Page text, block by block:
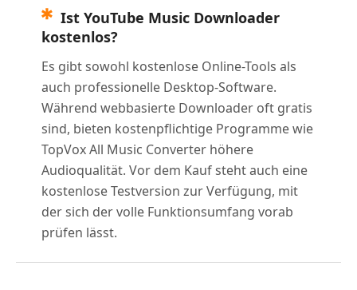
Ist YouTube Music Downloader
kostenlos?
Es gibt sowohl kostenlose Online-Tools als
auch professionelle Desktop-Software.
Während webbasierte Downloader oft gratis
sind, bieten kostenpflichtige Programme wie
TopVox All Music Converter höhere
Audioqualität. Vor dem Kauf steht auch eine
kostenlose Testversion zur Verfügung, mit
der sich der volle Funktionsumfang vorab
prüfen lässt.